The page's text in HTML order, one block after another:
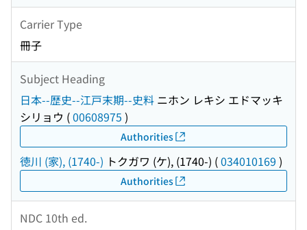
Carrier Type
冊子
Subject Heading
日本--歴史--江戸末期--史料 ニホン レキシ エドマッキ
シリョウ (00608975 )
Authorities
徳川 (家), (1740-) トクガワ (ケ), (1740-) (034010169 )
Authorities
NDC 10th ed.